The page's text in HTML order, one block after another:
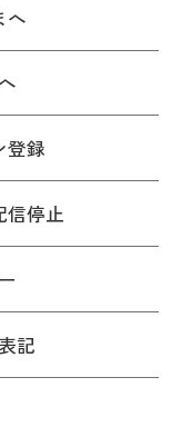
へ
登録
信停止
記